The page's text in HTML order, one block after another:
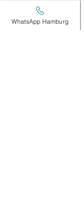
Keramik
Handaufbau,
WhatsApp Hamburg